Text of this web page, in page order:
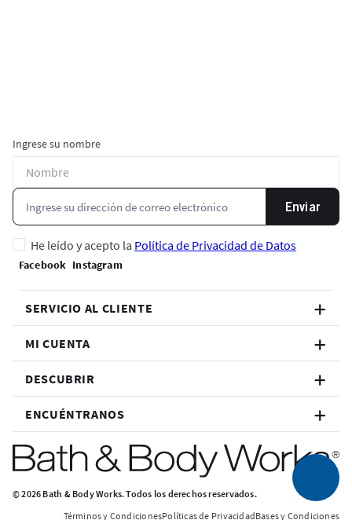
Ingrese su nombre
Enviar
He leído y acepto la Política de Privacidad de Datos
SERVICIO AL CLIENTE
MI CUENTA
DESCUBRIR
ENCUÉNTRANOS
© 2026 Bath & Body Works. Todos los derechos reservados.
Términos y CondicionesPolíticas de PrivacidadBases y Condiciones